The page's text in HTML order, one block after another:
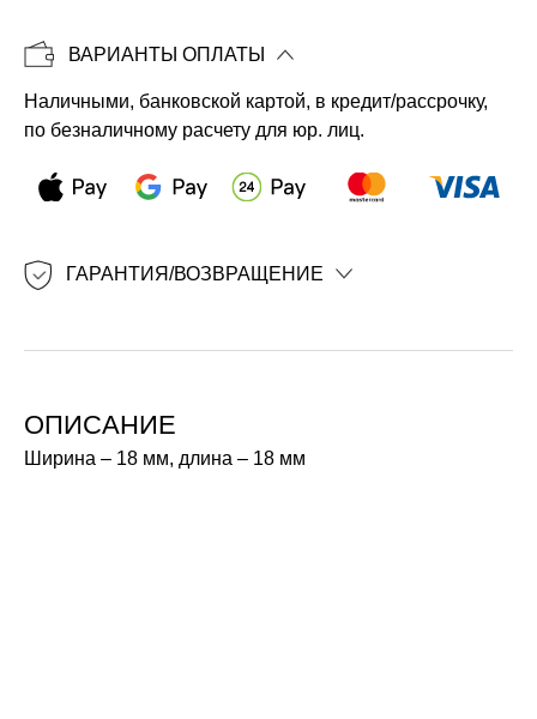
ВАРИАНТЫ ОПЛАТЫ
Наличными, банковской картой, в кредит/рассрочку,
по безналичному расчету для юр. лиц.
ГАРАНТИЯ/ВОЗВРАЩЕНИЕ
ОПИСАНИЕ
Ширина – 18 мм, длина – 18 мм